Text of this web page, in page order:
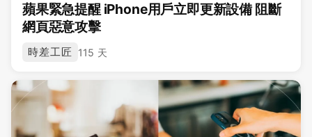
蘋果緊急提醒 iPhone用戶立即更新設備 阻斷
網頁惡意攻擊
時差工匠 115 天